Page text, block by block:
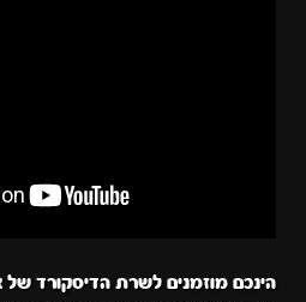
הינכם מוזמנים לשרת הדיסקורד של